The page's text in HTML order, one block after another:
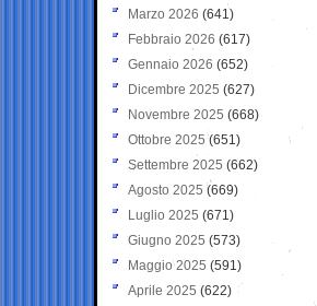
Marzo 2026 (641)
Febbraio 2026 (617)
Gennaio 2026 (652)
Dicembre 2025 (627)
Novembre 2025 (668)
Ottobre 2025 (651)
Settembre 2025 (662)
Agosto 2025 (669)
Luglio 2025 (671)
Giugno 2025 (573)
Maggio 2025 (591)
Aprile 2025 (622)